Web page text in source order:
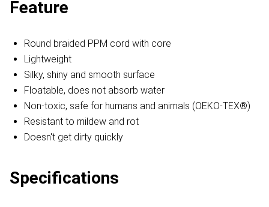
Feature
Round braided PPM cord with core
Lightweight
Silky, shiny and smooth surface
Floatable, does not absorb water
Non-toxic, safe for humans and animals (OEKO-TEX®)
Resistant to mildew and rot
Doesn't get dirty quickly
Specifications